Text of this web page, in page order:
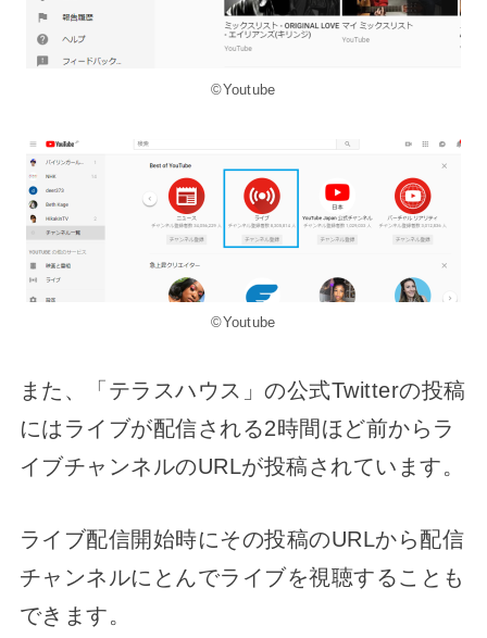
©Youtube
©Youtube
また、「テラスハウス」の公式Twitterの投稿
にはライブが配信される2時間ほど前からラ
イブチャンネルのURLが投稿されています。
ライブ配信開始時にその投稿のURLから配信
チャンネルにとんでライブを視聴することも
できます。